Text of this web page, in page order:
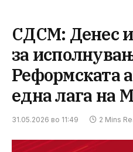
СДСМ: Денес
за
Реформската
една лага на
31.05.2026 во 11:49 2 Mins